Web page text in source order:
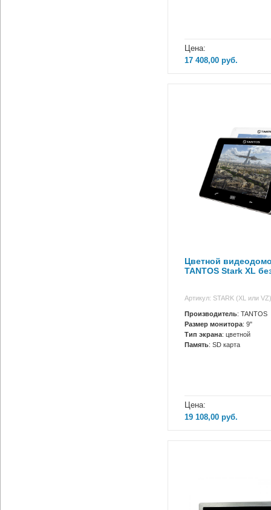
Цена:
17 408,00 руб.
Цветной
TANTOS Stark XL
Артикул: STARK (XL или VZ)
Производитель: TANTOS
Размер монитора: 9"
Тип экрана: цветной
Память: SD карта
Цена:
19 108,00 руб.